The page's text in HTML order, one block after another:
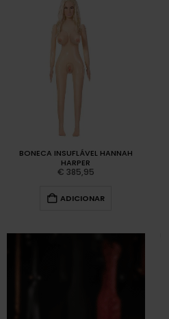
BONECA INSUFLÁVEL HANNAH
HARPER
€ 385,95
ADICIONAR